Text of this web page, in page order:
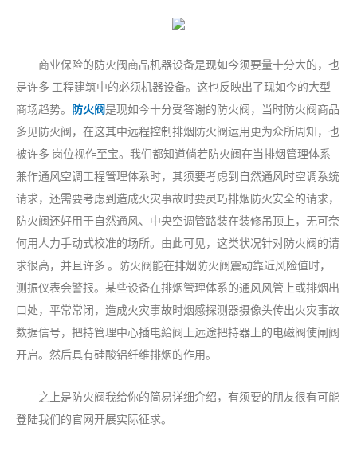
商业保险的防火阀商品机器设备是现如今须要量十分大的，也
是许多 工程建筑中的必须机器设备。这也反映出了现如今的大型
商场趋势。
防火阀是现如今十分受答谢的防火阀，当时防火阀商品
多见防火阀，在这其中远程控制排烟防火阀运用更为众所周知，也
被许多 岗位视作至宝。我们都知道倘若防火阀在当排烟管理体系
兼作通风空调工程管理体系时，其须要考虑到自然通风时空调系统
请求，还需要考虑到造成火灾事故时要灵巧排烟防火安全的请求，
防火阀还好用于自然通风、中央空调管路装在装修吊顶上，无可奈
何用人力手动式校准的场所。由此可见，这类状况针对防火阀的请
求很高，并且许多 。防火阀能在排烟防火阀震动靠近风险值时，
测振仪表会警报。某些设备在排烟管理体系的通风风管上或排烟出
口处，平常常闭，造成火灾事故时烟感探测器摄像头传出火灾事故
数据信号，把持管理中心插电給阀上远途把持器上的电磁阀使闸阀
开启。然后具有硅酸铝纤维排烟的作用。
之上是防火阀我给你的简易详细介绍，有须要的朋友很有可能
登陆我们的官网开展实际征求。